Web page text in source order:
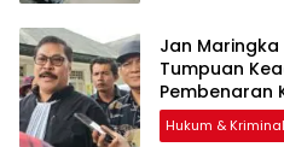
Jan Maringka
Tumpuan
Pembenaran
Hukum & Kriminal